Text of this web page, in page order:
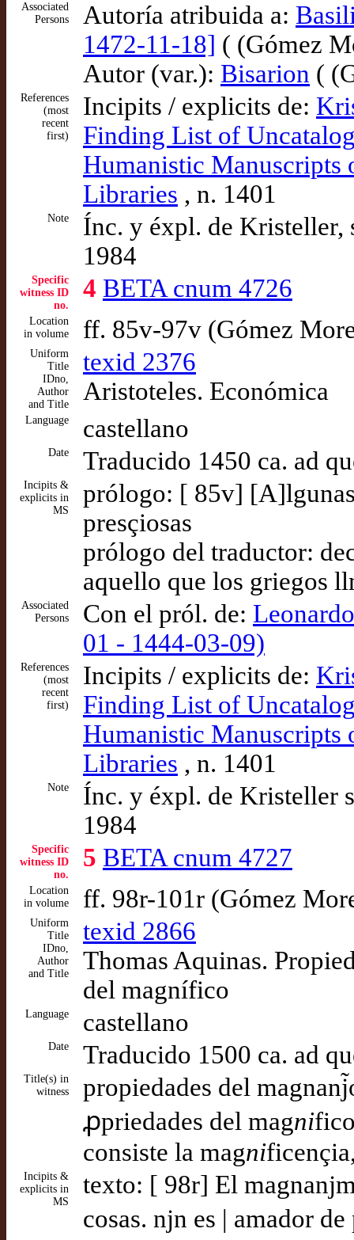
Associated
Persons
Autoría atribuida a:
1472-11-18] ( (Gómez
Autor (var.): Bisarion (
References
(most
recent
first)
Incipits / explicits de:
Finding List of
Humanistic Manuscripts
Libraries , n. 1401
Note
Ínc. y éxpl. de Kristeller,
1984
Specific
witness ID
no.
4 BETA cnum 4726
Location
in volume
ff. 85v-97v (Gómez
Uniform
Title
IDno,
Author
and Title
texid 2376
Aristoteles. Económica
Language castellano
Date Traducido 1450 ca. ad
Incipits &
explicits in
MS
prólogo: [ 85v] [A]lgunas
presçiosas
prólogo del traductor:
aquello que los griegos
Associated
Persons
Con el pról. de:
01 - 1444-03-09)
References
(most
recent
first)
Incipits / explicits de:
Finding List of
Humanistic Manuscripts
Libraries , n. 1401
Note
Ínc. y éxpl. de Kristeller
1984
Specific
witness ID
no.
5 BETA cnum 4727
Location
in volume
ff. 98r-101r (Gómez
Uniform
Title
IDno,
Author
and Title
texid 2866
Thomas Aquinas.
del magnífico
Language castellano
Date Traducido 1500 ca. ad
Title(s) in
witness
propiedades del
ꝓpriedades del magni
consiste la magni
Incipits &
explicits in
MS
texto: [ 98r] El
cosas. njn es | amador